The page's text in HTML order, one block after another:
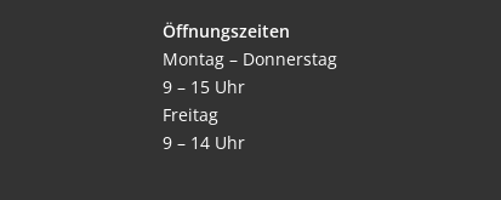
Öffnungszeiten
Montag – Donnerstag
9 – 15 Uhr
Freitag
9 – 14 Uhr